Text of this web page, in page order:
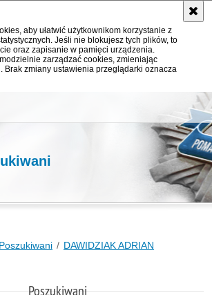
aby ułatwić użytkownikom korzystanie z
Jeśli nie blokujesz tych plików, to
oraz zapisanie w pamięci urządzenia.
zarządzać cookies, zmieniając
Brak zmiany ustawienia przeglądarki oznacza
Poszukiwani DAWIDZIAK ADRIAN
Poszukiwani